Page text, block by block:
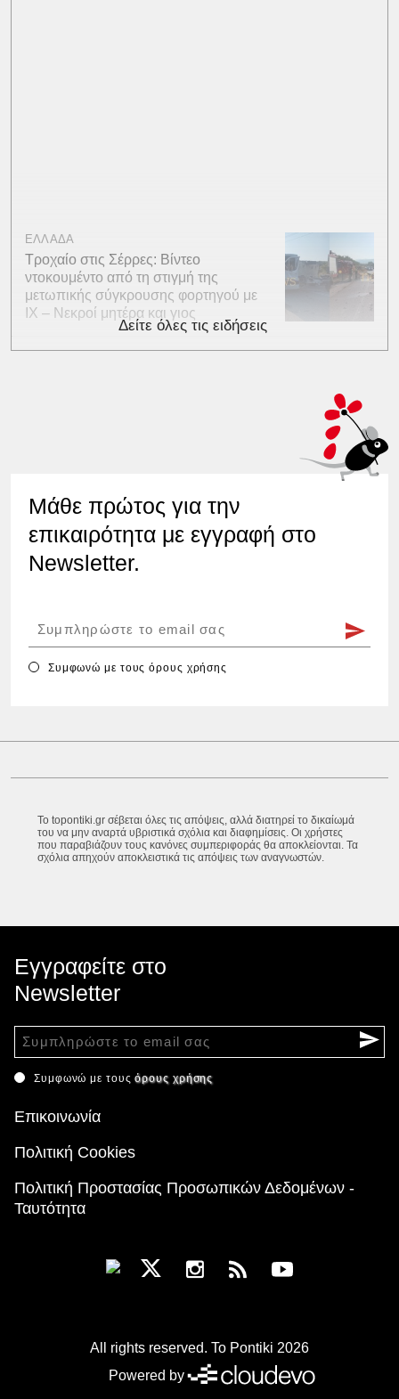
ΕΛΛΑΔΑ
Τροχαίο στις Σέρρες: Βίντεο
ντοκουμέντο από τη στιγμή της
μετωπικής σύγκρουσης φορτηγού με
ΙΧ – Νεκροί μητέρα και γιος
Δείτε όλες τις ειδήσεις
Μάθε πρώτος για την
επικαιρότητα με εγγραφή στο
Newsletter.
Συμφωνώ με τουςόρους χρήσης
Το topontiki.gr σέβεται όλες τις απόψεις, αλλά διατηρεί το δικαίωμά
του να μην αναρτά υβριστικά σχόλια και διαφημίσεις. Οι χρήστες
που παραβιάζουν τους κανόνες συμπεριφοράς θα αποκλείονται. Τα
σχόλια απηχούν αποκλειστικά τις απόψεις των αναγνωστών.
Εγγραφείτε στο
Newsletter
Συμφωνώ με τουςόρους χρήσης
Επικοινωνία
Πολιτική Cookies
Πολιτική Προστασίας Προσωπικών Δεδομένων -
Ταυτότητα
All rights reserved. To Pontiki 2026
Powered by